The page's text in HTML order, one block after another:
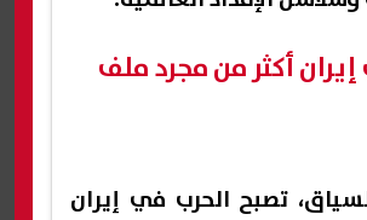
أكثر من مجرد ملف
تصبح الحرب في إيران